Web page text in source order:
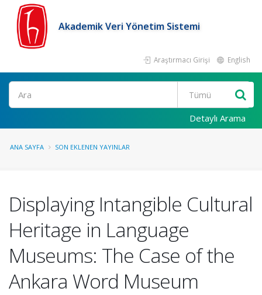
Akademik Veri Yönetim Sistemi
Araştırmacı Girişi English
Ara
Detaylı Arama
ANA SAYFA SON EKLENEN YAYINLAR
Displaying Intangible Cultural
Heritage in Language
Museums: The Case of the
Ankara Word Museum